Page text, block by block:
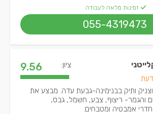
זמינות מלאה לעבודה
055-4319473
ציון: 9.56
ותיק בבנימינה-גבעת עדה. מבצע את
והגמר- ריצוף, צבע, חשמל, גבס,
אמבטיה ומטבחים.